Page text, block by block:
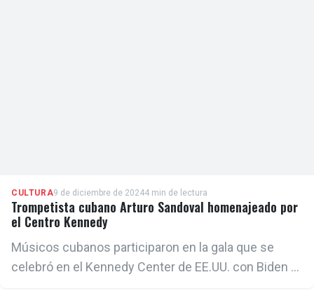
CULTURA9 de diciembre de 20244 min de lectura
Trompetista cubano Arturo Sandoval homenajeado por
el Centro Kennedy
Músicos cubanos participaron en la gala que se
celebró en el Kennedy Center de EE.UU. con Biden y